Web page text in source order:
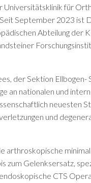
Universitätsklinik für
September 2023 ist
Abteilung der
der Sektion
an nationalen und
neuesten
und
arthroskopische
zum Gelenksersatz,
CTS